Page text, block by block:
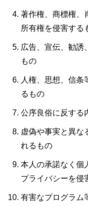
著作権、商標権、
所有権を侵害する
広告、宣伝、勧誘
もの
人権、思想、信条
るもの
公序良俗に反する
虚偽や事実と異な
れるもの
本人の承諾なく個
プライバシーを侵
有害なプログラム